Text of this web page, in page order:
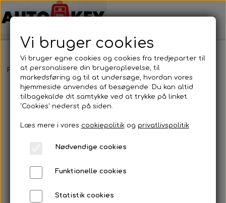
Forside Motorcykel nøgler Yamaha Yamaha
Vi bruger cookies
Vi bruger egne cookies og cookies fra tredjeparter til
at personalisere din brugeroplevelse, til
markedsføring og til at undersøge, hvordan vores
hjemmeside anvendes af besøgende. Du kan altid
tilbagekalde dit samtykke ved at trykke på linket
'Cookies' nederst på siden.
Læs mere i vores cookiepolitikog privatlivspolitik
Nødvendige cookies
Funktionelle cookies
Statistik cookies